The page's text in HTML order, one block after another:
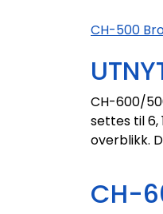
CH-500
CH-600/
settes til 6,
overblikk.
CH-